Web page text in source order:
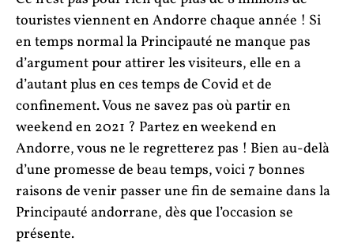
touristes viennent en Andorre chaque année ! Si
en temps normal la Principauté ne manque pas
d’argument pour attirer les visiteurs, elle en a
d’autant plus en ces temps de Covid et de
confinement. Vous ne savez pas où partir en
weekend en 2021 ? Partez en weekend en
Andorre, vous ne le regretterez pas ! Bien au-delà
d’une promesse de beau temps, voici 7 bonnes
raisons de venir passer une fin de semaine dans la
Principauté andorrane, dès que l’occasion se
présente.